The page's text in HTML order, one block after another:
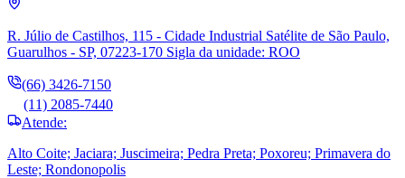
R. Júlio de Castilhos, 115 - Cidade Industrial Satélite de São Paulo,
Guarulhos - SP, 07223-170 Sigla da unidade: ROO
(66) 3426-7150
(11) 2085-7440
Atende:
Alto Coite; Jaciara; Juscimeira; Pedra Preta; Poxoreu; Primavera do
Leste; Rondonopolis